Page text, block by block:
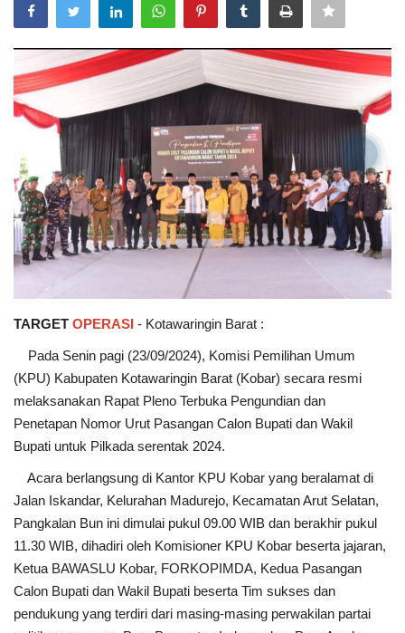
TO.CHANEL
TO.NETWORK
TARGET OPERASI - Kotawaringin Barat :
Pada Senin pagi (23/09/2024), Komisi Pemilihan Umum
(KPU) Kabupaten Kotawaringin Barat (Kobar) secara resmi
melaksanakan Rapat Pleno Terbuka Pengundian dan
Penetapan Nomor Urut Pasangan Calon Bupati dan Wakil
Bupati untuk Pilkada serentak 2024.
Acara berlangsung di Kantor KPU Kobar yang beralamat di
Jalan Iskandar, Kelurahan Madurejo, Kecamatan Arut Selatan,
Pangkalan Bun ini dimulai pukul 09.00 WIB dan berakhir pukul
11.30 WIB, dihadiri oleh Komisioner KPU Kobar beserta jajaran,
Ketua BAWASLU Kobar, FORKOPIMDA, Kedua Pasangan
Calon Bupati dan Wakil Bupati beserta Tim sukses dan
pendukung yang terdiri dari masing-masing perwakilan partai